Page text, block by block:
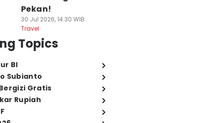
Pekan!
30 Jul 2026, 14:30 WIB
Travel
Topics
BI
Subianto
Gratis
Rupiah